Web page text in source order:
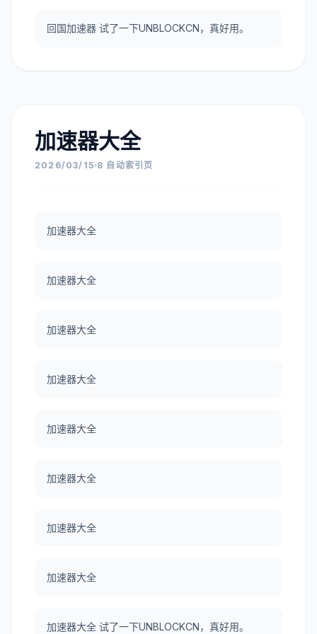
回国加速器 试了一下UNBLOCKCN，真好用。
加速器大全
2026/03/15 8 自动索引页
加速器大全
加速器大全
加速器大全
加速器大全
加速器大全
加速器大全
加速器大全
加速器大全
加速器大全 试了一下UNBLOCKCN，真好用。